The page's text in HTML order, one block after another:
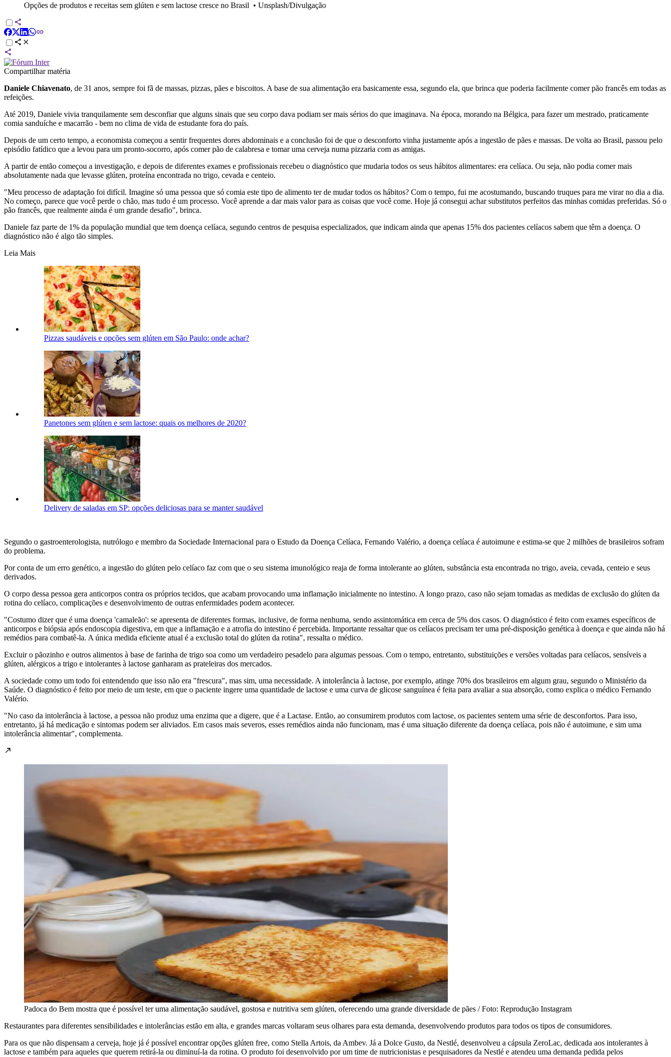
Opções de produtos e receitas sem glúten e sem lactose cresce no Brasil • Unsplash/Divulgação
Compartilhar matéria
Daniele Chiavenato, de 31 anos, sempre foi fã de massas, pizzas, pães e biscoitos. A base de sua alimentação era basicamente essa, segundo ela, que brinca que poderia facilmente comer pão francês em todas as
refeições.
Até 2019, Daniele vivia tranquilamente sem desconfiar que alguns sinais que seu corpo dava podiam ser mais sérios do que imaginava. Na época, morando na Bélgica, para fazer um mestrado, praticamente
comia sanduíche e macarrão - bem no clima de vida de estudante fora do país.
Depois de um certo tempo, a economista começou a sentir frequentes dores abdominais e a conclusão foi de que o desconforto vinha justamente após a ingestão de pães e massas. De volta ao Brasil, passou pelo
episódio fatídico que a levou para um pronto-socorro, após comer pão de calabresa e tomar uma cerveja numa pizzaria com as amigas.
A partir de então começou a investigação, e depois de diferentes exames e profissionais recebeu o diagnóstico que mudaria todos os seus hábitos alimentares: era celíaca. Ou seja, não podia comer mais
absolutamente nada que levasse glúten, proteína encontrada no trigo, cevada e centeio.
"Meu processo de adaptação foi difícil. Imagine só uma pessoa que só comia este tipo de alimento ter de mudar todos os hábitos? Com o tempo, fui me acostumando, buscando truques para me virar no dia a dia.
No começo, parece que você perde o chão, mas tudo é um processo. Você aprende a dar mais valor para as coisas que você come. Hoje já consegui achar substitutos perfeitos das minhas comidas preferidas. Só o
pão francês, que realmente ainda é um grande desafio", brinca.
Daniele faz parte de 1% da população mundial que tem doença celíaca, segundo centros de pesquisa especializados, que indicam ainda que apenas 15% dos pacientes celíacos sabem que têm a doença. O
diagnóstico não é algo tão simples.
Leia Mais
Pizzas saudáveis e opções sem glúten em São Paulo: onde achar?
Panetones sem glúten e sem lactose: quais os melhores de 2020?
Delivery de saladas em SP: opções deliciosas para se manter saudável
Segundo o gastroenterologista, nutrólogo e membro da Sociedade Internacional para o Estudo da Doença Celíaca, Fernando Valério, a doença celíaca é autoimune e estima-se que 2 milhões de brasileiros sofram
do problema.
Por conta de um erro genético, a ingestão do glúten pelo celíaco faz com que o seu sistema imunológico reaja de forma intolerante ao glúten, substância esta encontrada no trigo, aveia, cevada, centeio e seus
derivados.
O corpo dessa pessoa gera anticorpos contra os próprios tecidos, que acabam provocando uma inflamação inicialmente no intestino. A longo prazo, caso não sejam tomadas as medidas de exclusão do glúten da
rotina do celíaco, complicações e desenvolvimento de outras enfermidades podem acontecer.
"Costumo dizer que é uma doença 'camaleão': se apresenta de diferentes formas, inclusive, de forma nenhuma, sendo assintomática em cerca de 5% dos casos. O diagnóstico é feito com exames específicos de
anticorpos e biópsia após endoscopia digestiva, em que a inflamação e a atrofia do intestino é percebida. Importante ressaltar que os celíacos precisam ter uma pré-disposição genética à doença e que ainda não há
remédios para combatê-la. A única medida eficiente atual é a exclusão total do glúten da rotina", ressalta o médico.
Excluir o pãozinho e outros alimentos à base de farinha de trigo soa como um verdadeiro pesadelo para algumas pessoas. Com o tempo, entretanto, substituições e versões voltadas para celíacos, sensíveis a
glúten, alérgicos a trigo e intolerantes à lactose ganharam as prateleiras dos mercados.
A sociedade como um todo foi entendendo que isso não era "frescura", mas sim, uma necessidade. A intolerância à lactose, por exemplo, atinge 70% dos brasileiros em algum grau, segundo o Ministério da
Saúde. O diagnóstico é feito por meio de um teste, em que o paciente ingere uma quantidade de lactose e uma curva de glicose sanguínea é feita para avaliar a sua absorção, como explica o médico Fernando
Valério.
"No caso da intolerância à lactose, a pessoa não produz uma enzima que a digere, que é a Lactase. Então, ao consumirem produtos com lactose, os pacientes sentem uma série de desconfortos. Para isso,
entretanto, já há medicação e sintomas podem ser aliviados. Em casos mais severos, esses remédios ainda não funcionam, mas é uma situação diferente da doença celíaca, pois não é autoimune, e sim uma
intolerância alimentar", complementa.
Padoca do Bem mostra que é possível ter uma alimentação saudável, gostosa e nutritiva sem glúten, oferecendo uma grande diversidade de pães / Foto: Reprodução Instagram
Restaurantes para diferentes sensibilidades e intolerâncias estão em alta, e grandes marcas voltaram seus olhares para esta demanda, desenvolvendo produtos para todos os tipos de consumidores.
Para os que não dispensam a cerveja, hoje já é possível encontrar opções glúten free, como Stella Artois, da Ambev. Já a Dolce Gusto, da Nestlé, desenvolveu a cápsula ZeroLac, dedicada aos intolerantes à
lactose e também para aqueles que querem retirá-la ou diminuí-la da rotina. O produto foi desenvolvido por um time de nutricionistas e pesquisadores da Nestlé e atendeu uma demanda pedida pelos